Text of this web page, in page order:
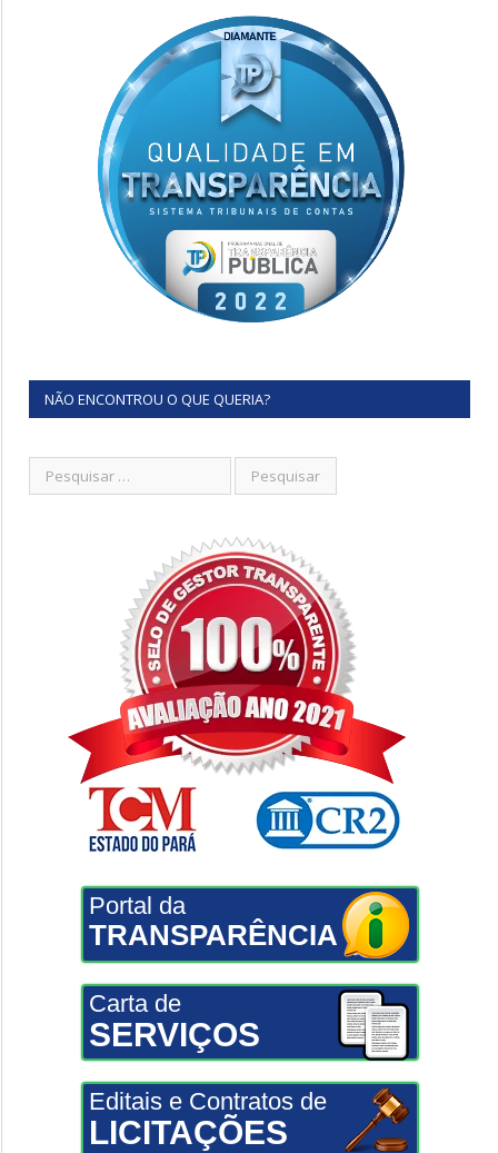
NÃO ENCONTROU O QUE QUERIA?
Portal da
TRANSPARÊNCIA
Carta de
SERVIÇOS
Editais e Contratos de
LICITAÇÕES